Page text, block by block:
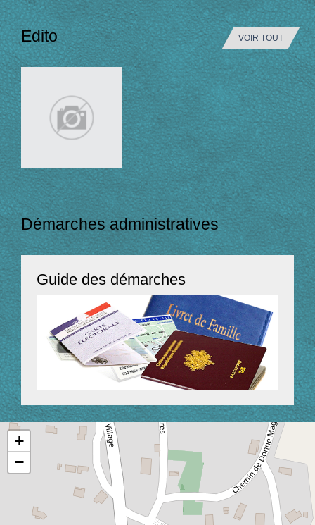
Edito VOIR TOUT
Démarches administratives
Guide des démarches
+
−